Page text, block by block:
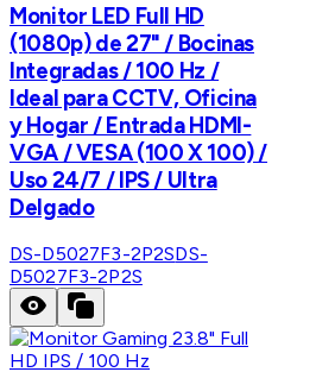
Monitor LED Full HD
(1080p) de 27" / Bocinas
Integradas / 100 Hz /
Ideal para CCTV, Oficina
y Hogar / Entrada HDMI-
VGA / VESA (100 X 100) /
Uso 24/7 / IPS / Ultra
Delgado
DS-D5027F3-2P2SDS-
D5027F3-2P2S